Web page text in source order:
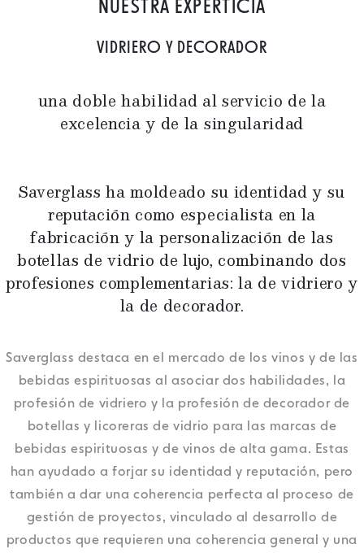
NUESTRA EXPERTICIA
VIDRIERO Y DECORADOR
una doble habilidad al servicio de la
excelencia y de la singularidad
Saverglass ha moldeado su identidad y su
reputación como especialista en la
fabricación y la personalización de las
botellas de vidrio de lujo, combinando dos
profesiones complementarias: la de vidriero y
la de decorador.
Saverglass destaca en el mercado de los vinos y de las
bebidas espirituosas al asociar dos habilidades, la
profesión de vidriero y la profesión de decorador de
botellas y licoreras de vidrio para las marcas de
bebidas espirituosas y de vinos de alta gama. Estas
han ayudado a forjar su identidad y reputación, pero
también a dar una coherencia perfecta al proceso de
gestión de proyectos, vinculado al desarrollo de
productos que requieren una coherencia general y una